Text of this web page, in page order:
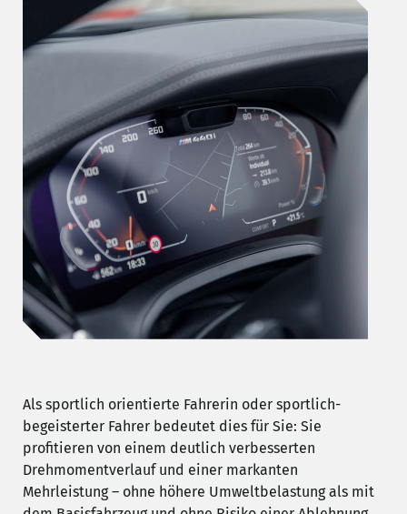
Als sportlich orientierte Fahrerin oder sportlich-
begeisterter Fahrer bedeutet dies für Sie: Sie
profitieren von einem deutlich verbesserten
Drehmomentverlauf und einer markanten
Mehrleistung – ohne höhere Umweltbelastung als mit